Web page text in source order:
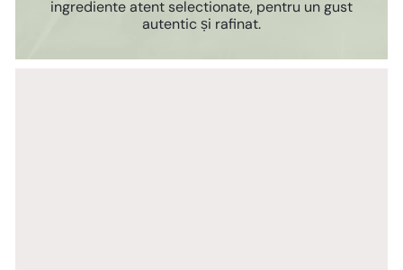
ingrediente atent selectionate, pentru un gust
autentic și rafinat.